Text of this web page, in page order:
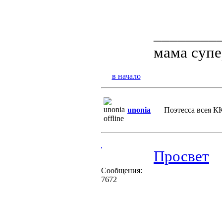
мама
в начало
unonia Поэтессa всея
Сообщения:
7672
Просвет